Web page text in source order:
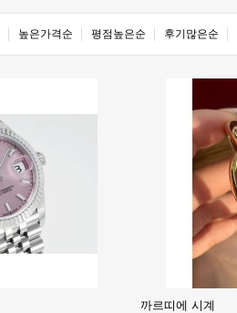
높은가격순 평점높은순 후기많은순
까르띠에 시계